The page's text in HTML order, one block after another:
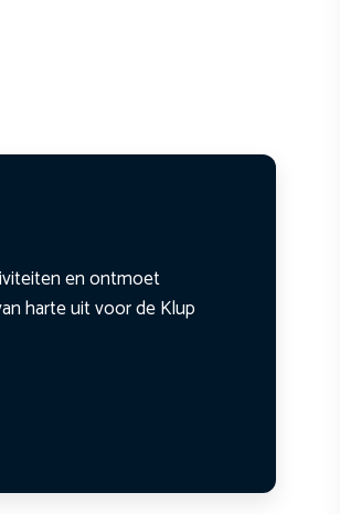
en ontmoet
harte uit voor de Klup